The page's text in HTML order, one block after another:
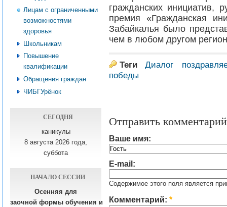
Лицам с ограниченными
возможностями
здоровья
Школьникам
Повышение
квалификации
Обращения граждан
ЧИБГУрёнок
СЕГОДНЯ
каникулы
8 августа 2026 года,
суббота
НАЧАЛО СЕССИИ
Осенняя для
заочной формы обучения и
гражданских инициатив,
премия «Гражданская
Забайкалья было
чем в любом другом
Теги Диалог
победы
Отправить комментарий
Ваше имя:
E-mail:
Содержимое этого поля является
Комментарий: *